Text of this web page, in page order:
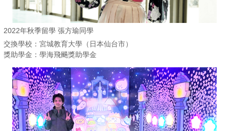
2022年秋季留學 張方瑜同學
交換學校：宮城教育大學（日本仙台市）
獎助學金：學海飛颺獎助學金